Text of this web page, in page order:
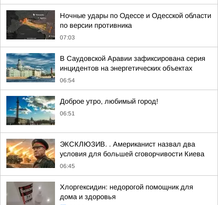
Ночные удары по Одессе и Одесской области
по версии противника
07:03
В Саудовской Аравии зафиксирована серия
инцидентов на энергетических объектах
06:54
Доброе утро, любимый город!
06:51
ЭКСКЛЮЗИВ. . Американист назвал два
условия для большей сговорчивости Киева
06:45
Хлоргексидин: недорогой помощник для
дома и здоровья